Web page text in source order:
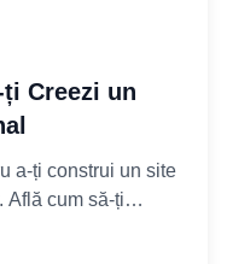
Creezi un
a-ți construi un site
Află cum să-ți